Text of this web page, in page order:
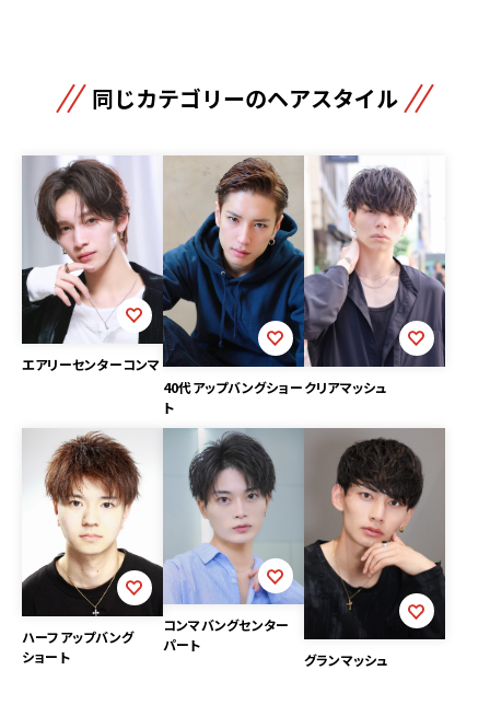
同じカテゴリーのヘアスタイル
エアリーセンターコンマ
40代アップバングショー
ト
クリアマッシュ
ハーフアップバング
ショート
コンマバングセンター
パート
グランマッシュ